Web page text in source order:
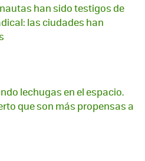
han sido testigos de
las ciudades han
lechugas en el espacio.
que son más propensas a